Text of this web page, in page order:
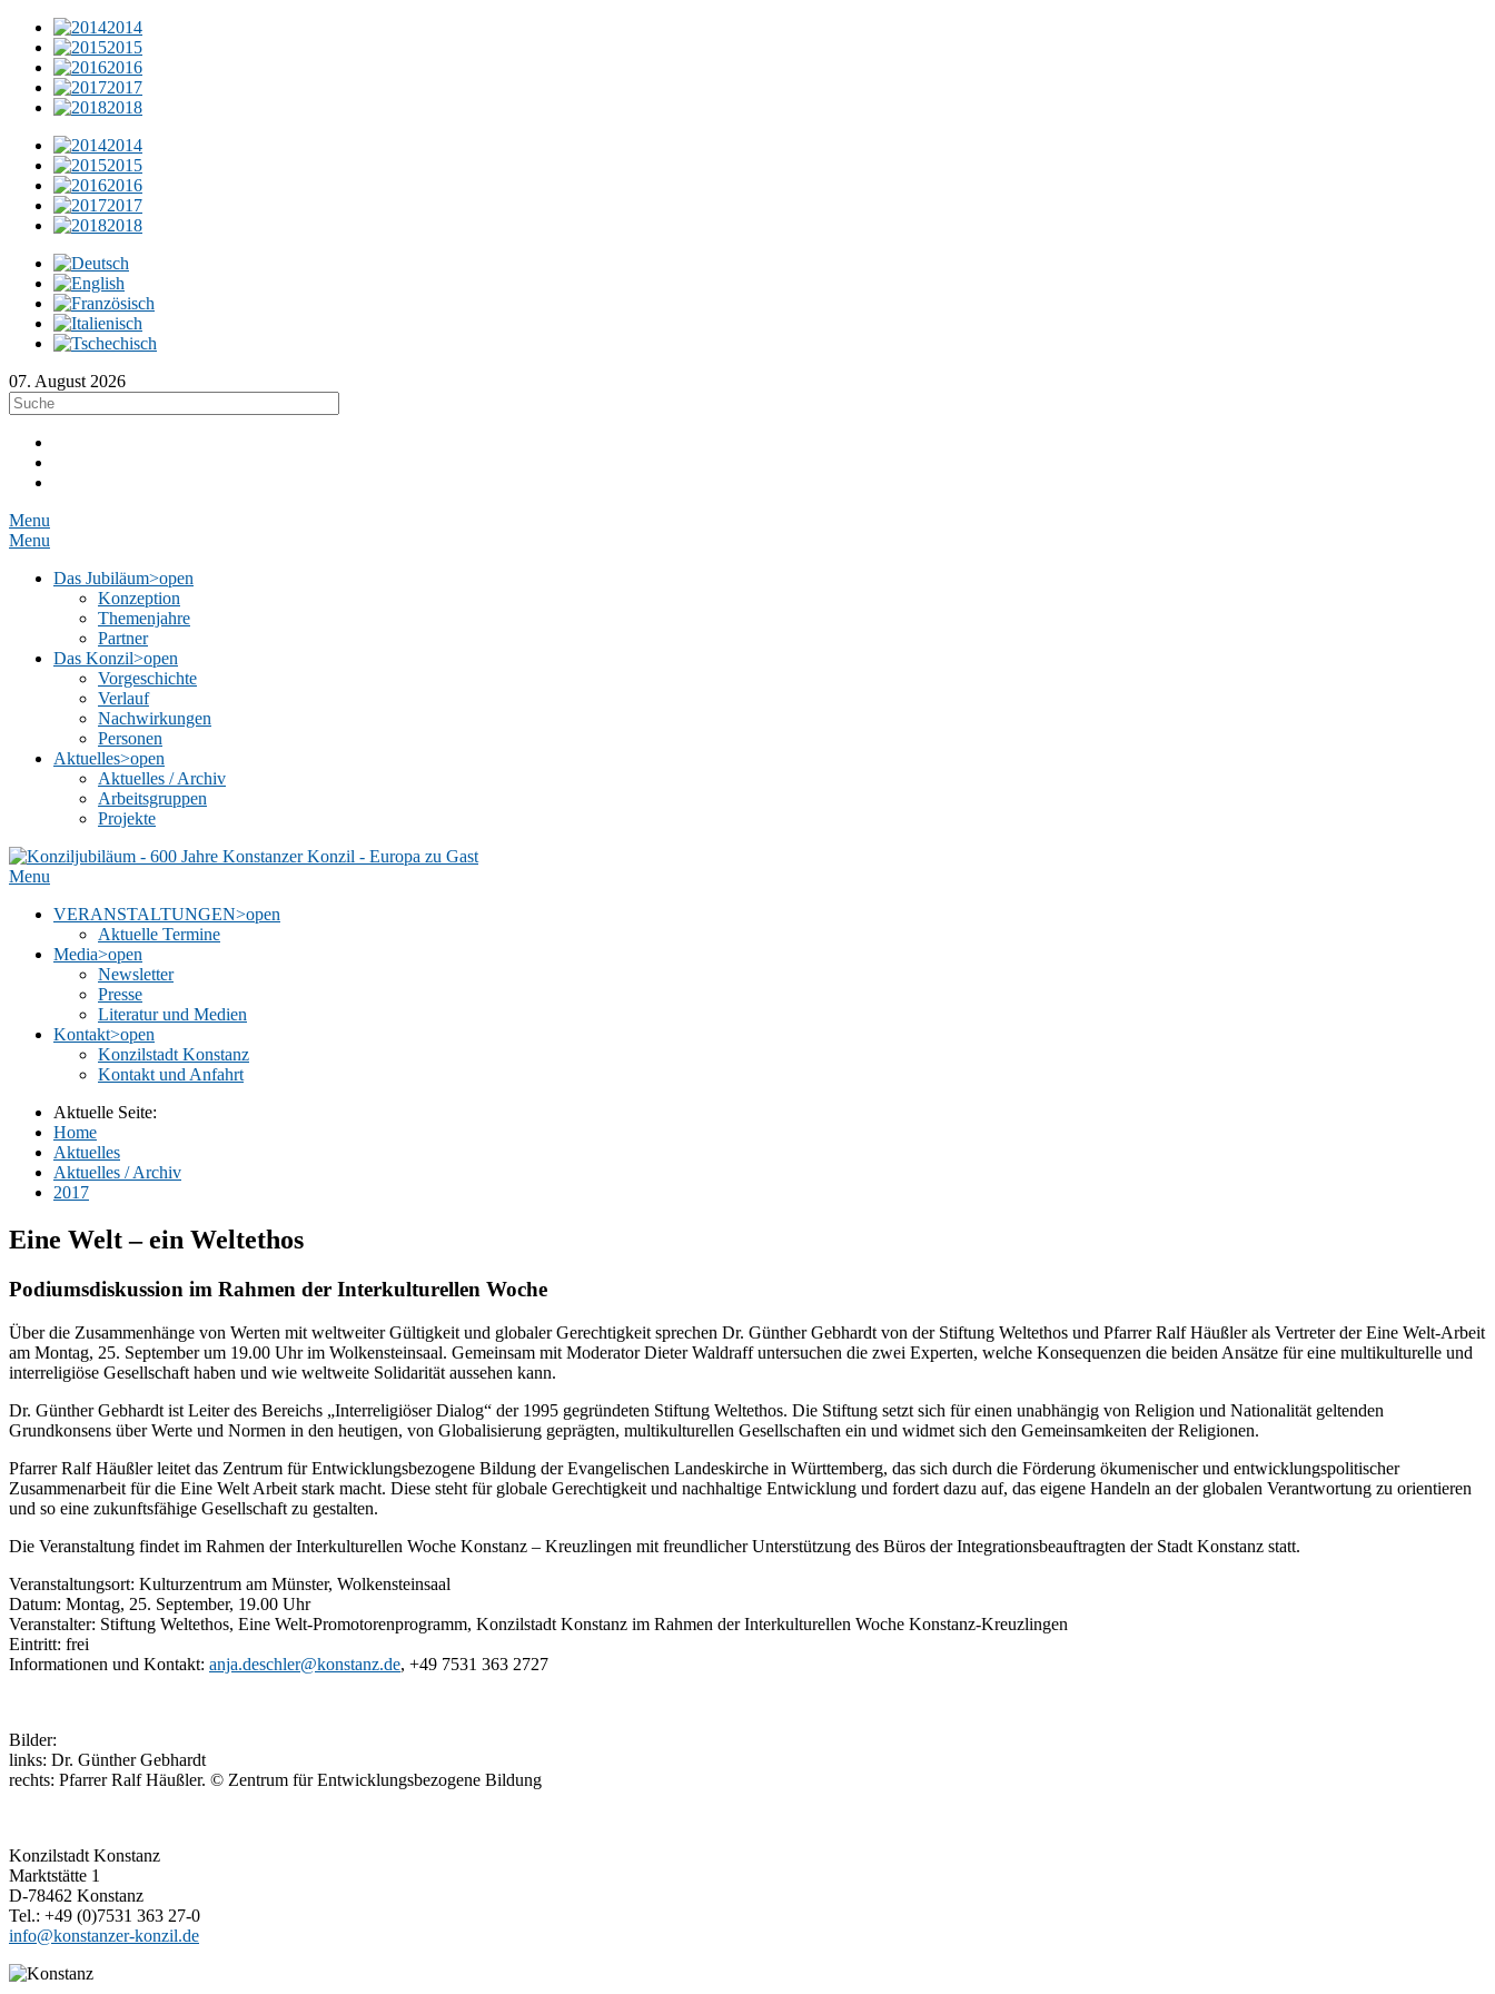
2014
2015
2016
2017
2018
2014
2015
2016
2017
2018
07. August 2026
Menu
Menu
Das Jubiläum>open
Konzeption
Themenjahre
Partner
Das Konzil>open
Vorgeschichte
Verlauf
Nachwirkungen
Personen
Aktuelles>open
Aktuelles / Archiv
Arbeitsgruppen
Projekte
Menu
VERANSTALTUNGEN>open
Aktuelle Termine
Media>open
Newsletter
Presse
Literatur und Medien
Kontakt>open
Konzilstadt Konstanz
Kontakt und Anfahrt
Aktuelle Seite:
Home
Aktuelles
Aktuelles / Archiv
2017
Eine Welt – ein Weltethos
Podiumsdiskussion im Rahmen der Interkulturellen Woche
Über die Zusammenhänge von Werten mit weltweiter Gültigkeit und globaler Gerechtigkeit sprechen Dr. Günther Gebhardt von der Stiftung Weltethos und Pfarrer Ralf Häußler als Vertreter der Eine Welt-Arbeit
am Montag, 25. September um 19.00 Uhr im Wolkensteinsaal. Gemeinsam mit Moderator Dieter Waldraff untersuchen die zwei Experten, welche Konsequenzen die beiden Ansätze für eine multikulturelle und
interreligiöse Gesellschaft haben und wie weltweite Solidarität aussehen kann.
Dr. Günther Gebhardt ist Leiter des Bereichs „Interreligiöser Dialog“ der 1995 gegründeten Stiftung Weltethos. Die Stiftung setzt sich für einen unabhängig von Religion und Nationalität geltenden
Grundkonsens über Werte und Normen in den heutigen, von Globalisierung geprägten, multikulturellen Gesellschaften ein und widmet sich den Gemeinsamkeiten der Religionen.
Pfarrer Ralf Häußler leitet das Zentrum für Entwicklungsbezogene Bildung der Evangelischen Landeskirche in Württemberg, das sich durch die Förderung ökumenischer und entwicklungspolitischer
Zusammenarbeit für die Eine Welt Arbeit stark macht. Diese steht für globale Gerechtigkeit und nachhaltige Entwicklung und fordert dazu auf, das eigene Handeln an der globalen Verantwortung zu orientieren
und so eine zukunftsfähige Gesellschaft zu gestalten.
Die Veranstaltung findet im Rahmen der Interkulturellen Woche Konstanz – Kreuzlingen mit freundlicher Unterstützung des Büros der Integrationsbeauftragten der Stadt Konstanz statt.
Veranstaltungsort: Kulturzentrum am Münster, Wolkensteinsaal
Datum: Montag, 25. September, 19.00 Uhr
Veranstalter: Stiftung Weltethos, Eine Welt-Promotorenprogramm, Konzilstadt Konstanz im Rahmen der Interkulturellen Woche Konstanz-Kreuzlingen
Eintritt: frei
Informationen und Kontakt: anja.deschler@konstanz.de, +49 7531 363 2727
Bilder:
links: Dr. Günther Gebhardt
rechts: Pfarrer Ralf Häußler. © Zentrum für Entwicklungsbezogene Bildung
Konzilstadt Konstanz
Marktstätte 1
D-78462 Konstanz
Tel.: +49 (0)7531 363 27-0
info@konstanzer-konzil.de